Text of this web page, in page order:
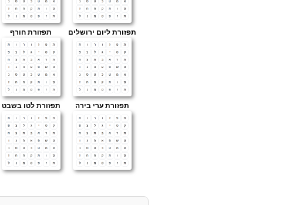
תפזורת ליום ירושלים תפזורת חורף
תפזורת ערי בירה תפזורת לטו בשבט